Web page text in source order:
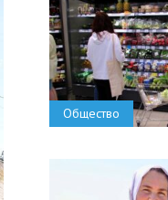
Общество